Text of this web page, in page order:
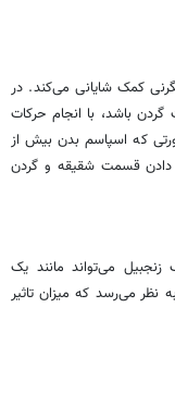
کمک شایانی می‌کند. در
باشد، با انجام حرکات
که اسپاسم بدن بیش از
دادن قسمت شقیقه و گردن
می‌تواند مانند یک
نظر می‌رسد که میزان تاثیر